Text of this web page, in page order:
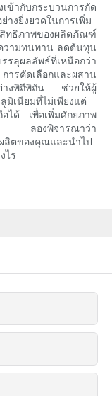
ากับกระบวนการกัด
างยิ่งยวดในการเพิ่ม
ทธิภาพของผลิตภัณฑ์
วามทนทาน ลดต้นทุน
ลุผลลัพธ์ที่เหนือกว่า
ารคัดเลือกและผสาน
ย่างพิถีพิถัน ช่วยให้ผู้
เนียมที่ไม่เพียงแต่
ได้ เพื่อเพิ่มศักยภาพ
สั่ง ลองพิจารณาว่า
ลิตของคุณและนำไป
ไร